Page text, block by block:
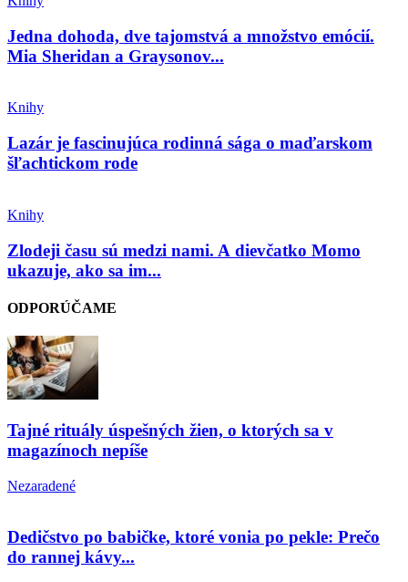
Jedna dohoda, dve tajomstvá a množstvo emócií.
Mia Sheridan a Graysonov...
Knihy
Lazár je fascinujúca rodinná sága o maďarskom
šľachtickom rode
Knihy
Zlodeji času sú medzi nami. A dievčatko Momo
ukazuje, ako sa im...
ODPORÚČAME
Tajné rituály úspešných žien, o ktorých sa v
magazínoch nepíše
Nezaradené
Dedičstvo po babičke, ktoré vonia po pekle: Prečo
do rannej kávy...